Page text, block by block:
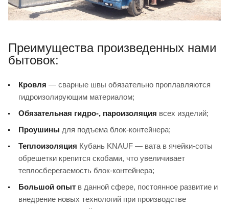
Преимущества произведенных нами
бытовок:
Кровля — сварные швы обязательно проплавляются
гидроизолирующим материалом;
Обязательная гидро-, пароизоляция всех изделий;
Проушины для подъема блок-контейнера;
Теплоизоляция Кубань KNAUF — вата в ячейки-соты
обрешетки крепится скобами, что увеличивает
теплосберегаемость блок-контейнера;
Большой опыт в данной сфере, постоянное развитие и
внедрение новых технологий при производстве